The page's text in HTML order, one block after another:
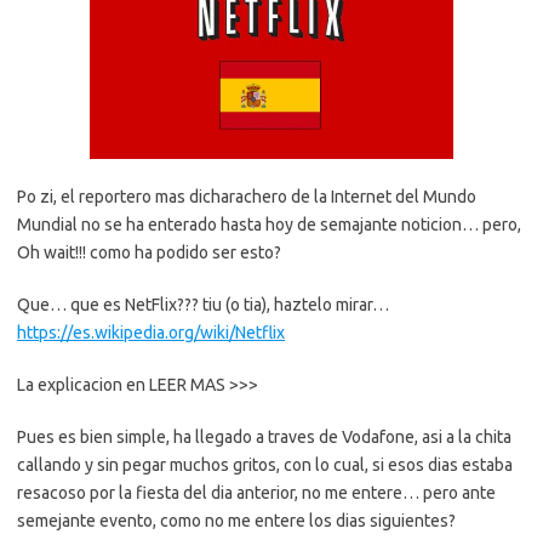
Po zi, el reportero mas dicharachero de la Internet del Mundo
Mundial no se ha enterado hasta hoy de semajante noticion… pero,
Oh wait!!! como ha podido ser esto?
Que… que es NetFlix??? tiu (o tia), haztelo mirar…
https://es.wikipedia.org/wiki/Netflix
La explicacion en LEER MAS >>>
Pues es bien simple, ha llegado a traves de Vodafone, asi a la chita
callando y sin pegar muchos gritos, con lo cual, si esos dias estaba
resacoso por la fiesta del dia anterior, no me entere… pero ante
semejante evento, como no me entere los dias siguientes?